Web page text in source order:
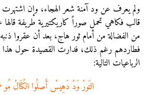
ولم يعرف عن ود آمنة شعر الهجاء، وإن اشتهرت
قالب فكاهي تحمل صوراً كاريكتيرية طريفة
من الفضالة من أمام ثور هاج، بعد أن عقروا
فطاردهم رغم ذلك، فدارت القصيدة حول هذا
الرباعيات التالية:
التَورْ وَدْ دَهِيسْ أَصلُوا الكُتَالْ مُو